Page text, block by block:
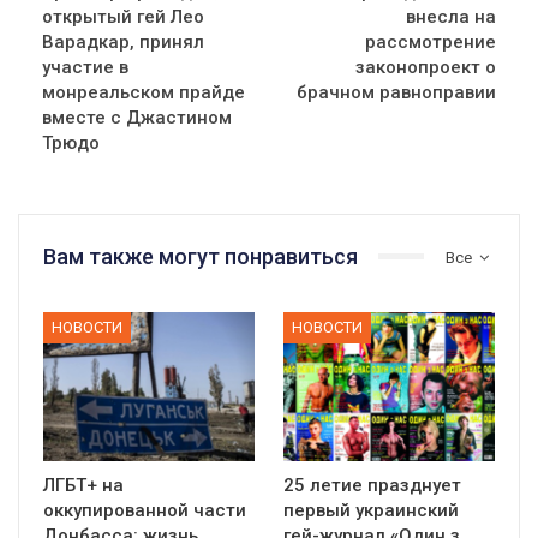
открытый гей Лео
Варадкар, принял
участие в
монреальском прайде
вместе с Джастином
Трюдо
внесла на
рассмотрение
законопроект о
брачном равноправии
Все
Вам также могут понравиться
НОВОСТИ
ЛГБТ+ на
оккупированной части
НОВОСТИ
25 летие празднует
первый украинский
01:01